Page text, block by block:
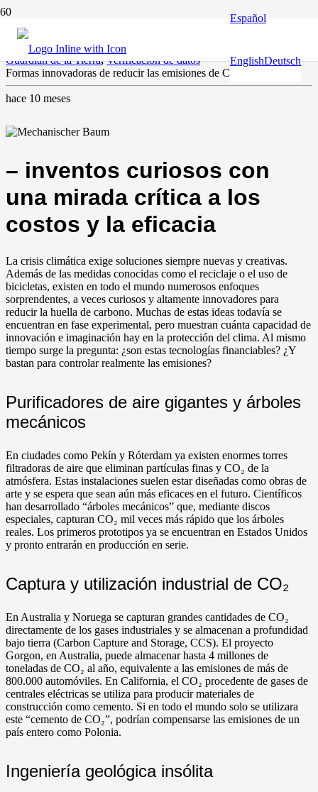
Español
EnglishDeutsch
Agricultura,Aqua,Clima y medio ambiente
Guardián de la Tierra,Verificación de datos
Formas innovadoras de reducir las emisiones de CO²
hace 10 meses
– inventos curiosos con
una mirada crítica a los
costos y la eficacia
La crisis climática exige soluciones siempre nuevas y creativas.
Además de las medidas conocidas como el reciclaje o el uso de
bicicletas, existen en todo el mundo numerosos enfoques
sorprendentes, a veces curiosos y altamente innovadores para
reducir la huella de carbono. Muchas de estas ideas todavía se
encuentran en fase experimental, pero muestran cuánta capacidad de
innovación e imaginación hay en la protección del clima. Al mismo
tiempo surge la pregunta: ¿son estas tecnologías financiables? ¿Y
bastan para controlar realmente las emisiones?
Purificadores de aire gigantes y árboles
mecánicos
En ciudades como Pekín y Róterdam ya existen enormes torres
filtradoras de aire que eliminan partículas finas y CO₂ de la
atmósfera. Estas instalaciones suelen estar diseñadas como obras de
arte y se espera que sean aún más eficaces en el futuro. Científicos
han desarrollado “árboles mecánicos” que, mediante discos
especiales, capturan CO₂ mil veces más rápido que los árboles
reales. Los primeros prototipos ya se encuentran en Estados Unidos
y pronto entrarán en producción en serie.
Captura y utilización industrial de CO₂
En Australia y Noruega se capturan grandes cantidades de CO₂
directamente de los gases industriales y se almacenan a profundidad
bajo tierra (Carbon Capture and Storage, CCS). El proyecto
Gorgon, en Australia, puede almacenar hasta 4 millones de
toneladas de CO₂ al año, equivalente a las emisiones de más de
800.000 automóviles. En California, el CO₂ procedente de gases de
centrales eléctricas se utiliza para producir materiales de
construcción como cemento. Si en todo el mundo solo se utilizara
este “cemento de CO₂”, podrían compensarse las emisiones de un
país entero como Polonia.
Ingeniería geológica insólita